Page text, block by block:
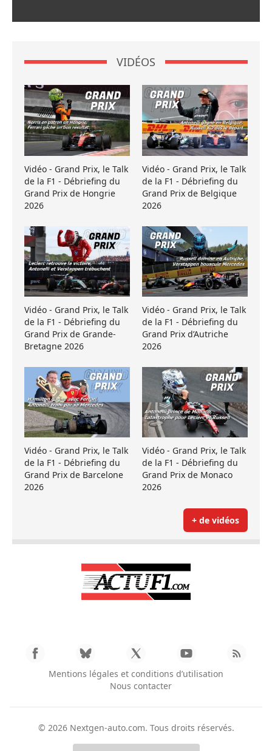
VIDÉOS
Vidéo - Grand Prix, le Talk
de la F1 - Débriefing du
Grand Prix de Hongrie
2026
Vidéo - Grand Prix, le Talk
de la F1 - Débriefing du
Grand Prix de Belgique
2026
Vidéo - Grand Prix, le Talk
de la F1 - Débriefing du
Grand Prix de Grande-
Bretagne 2026
Vidéo - Grand Prix, le Talk
de la F1 - Débriefing du
Grand Prix d’Autriche
2026
Vidéo - Grand Prix, le Talk
de la F1 - Débriefing du
Grand Prix de Barcelone
2026
Vidéo - Grand Prix, le Talk
de la F1 - Débriefing du
Grand Prix de Monaco
2026
+ de vidéos
Mentions légales et conditions d’utilisation
Nous contacter
© 2026 Nextgen-auto.com. Tous droits réservés.